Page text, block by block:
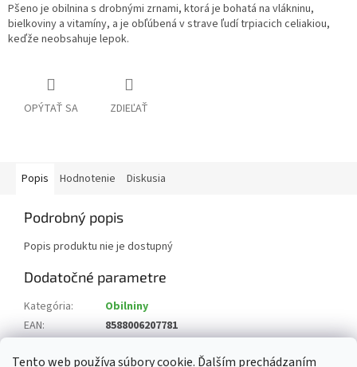
Tento web používa súbory cookie. Ďalším prechádzaním
Pšeno je obilnina s drobnými zrnami, ktorá je bohatá na vlákninu,
bielkoviny a vitamíny, a je obľúbená v strave ľudí trpiacich celiakiou,
keďže neobsahuje lepok.
OPÝTAŤ SA ZDIEĽAŤ
Popis Hodnotenie Diskusia
Podrobný popis
Popis produktu nie je dostupný
Dodatočné parametre
Kategória:
Obilniny
EAN:
8588006207781